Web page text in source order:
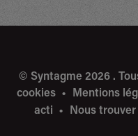
© Syntagme 2026 .
cookies
Mentions
acti
Nous